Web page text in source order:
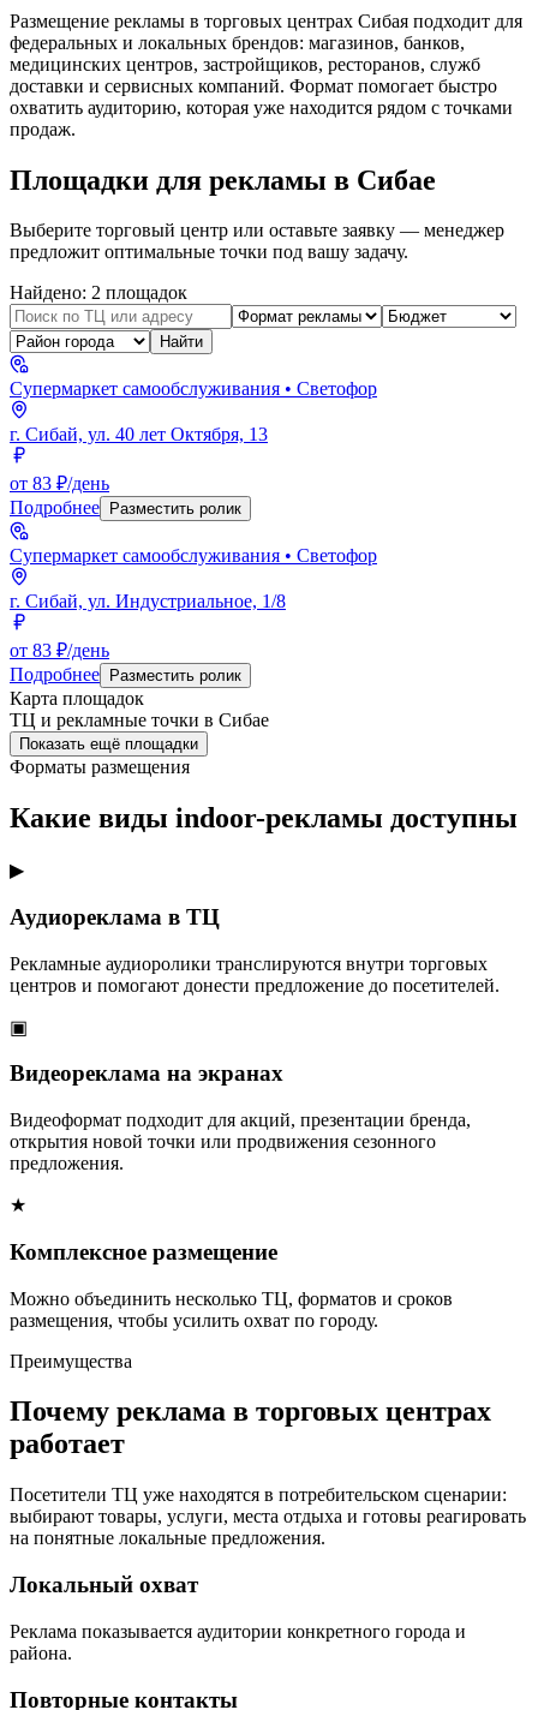
Размещение рекламы в торговых центрах Сибая подходит для
федеральных и локальных брендов: магазинов, банков,
медицинских центров, застройщиков, ресторанов, служб
доставки и сервисных компаний. Формат помогает быстро
охватить аудиторию, которая уже находится рядом с точками
продаж.
Площадки для рекламы в Сибае
Выберите торговый центр или оставьте заявку — менеджер
предложит оптимальные точки под вашу задачу.
Найдено: 2 площадок
Найти
Супермаркет самообслуживания • Светофор
г. Сибай, ул. 40 лет Октября, 13
от 83 ₽/день
Подробнее
Разместить ролик
Супермаркет самообслуживания • Светофор
г. Сибай, ул. Индустриальное, 1/8
от 83 ₽/день
Подробнее
Разместить ролик
Карта площадок
ТЦ и рекламные точки в Сибае
Показать ещё площадки
Форматы размещения
Какие виды indoor-рекламы доступны
▶
Аудиореклама в ТЦ
Рекламные аудиоролики транслируются внутри торговых
центров и помогают донести предложение до посетителей.
▣
Видеореклама на экранах
Видеоформат подходит для акций, презентации бренда,
открытия новой точки или продвижения сезонного
предложения.
★
Комплексное размещение
Можно объединить несколько ТЦ, форматов и сроков
размещения, чтобы усилить охват по городу.
Преимущества
Почему реклама в торговых центрах
работает
Посетители ТЦ уже находятся в потребительском сценарии:
выбирают товары, услуги, места отдыха и готовы реагировать
на понятные локальные предложения.
Локальный охват
Реклама показывается аудитории конкретного города и
района.
Повторные контакты